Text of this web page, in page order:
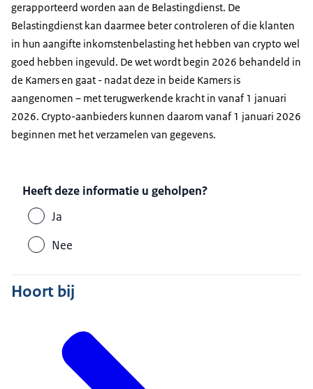
gerapporteerd worden aan de Belastingdienst. De
Belastingdienst kan daarmee beter controleren of die klanten
in hun aangifte inkomstenbelasting het hebben van crypto wel
goed hebben ingevuld. De wet wordt begin 2026 behandeld in
de Kamers en gaat - nadat deze in beide Kamers is
aangenomen – met terugwerkende kracht in vanaf 1 januari
2026. Crypto-aanbieders kunnen daarom vanaf 1 januari 2026
beginnen met het verzamelen van gegevens.
Heeft deze informatie u geholpen?
Ja
Nee
Hoort bij